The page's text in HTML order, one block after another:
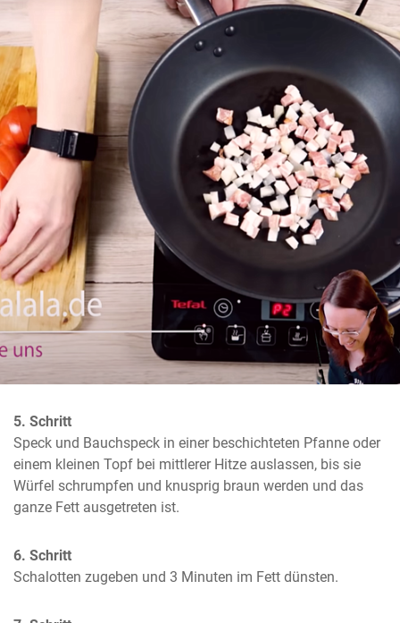
5. Schritt
Speck und Bauchspeck in einer beschichteten Pfanne oder
einem kleinen Topf bei mittlerer Hitze auslassen, bis sie
Würfel schrumpfen und knusprig braun werden und das
ganze Fett ausgetreten ist.
6. Schritt
Schalotten zugeben und 3 Minuten im Fett dünsten.